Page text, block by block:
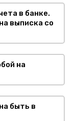
в банке.
выписка со
на
быть в